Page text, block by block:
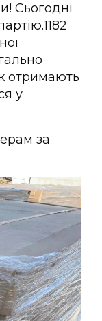
Сьогодні
отримають
у
за